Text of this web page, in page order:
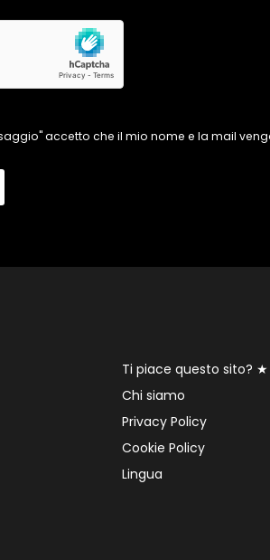
accetto che il mio nome e la mail
Ti piace questo sito? ★
Chi siamo
Privacy Policy
Cookie Policy
Lingua